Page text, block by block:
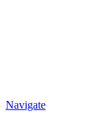
Navigate